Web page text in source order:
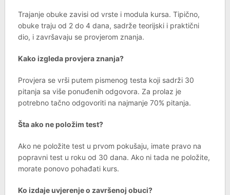
Trajanje obuke zavisi od vrste i modula kursa. Tipično,
obuke traju od 2 do 4 dana, sadrže teorijski i praktični
dio, i završavaju se provjerom znanja.
Kako izgleda provjera znanja?
Provjera se vrši putem pismenog testa koji sadrži 30
pitanja sa više ponuđenih odgovora. Za prolaz je
potrebno tačno odgovoriti na najmanje 70% pitanja.
Šta ako ne položim test?
Ako ne položite test u prvom pokušaju, imate pravo na
popravni test u roku od 30 dana. Ako ni tada ne položite,
morate ponovo pohađati kurs.
Ko izdaje uvjerenje o završenoj obuci?